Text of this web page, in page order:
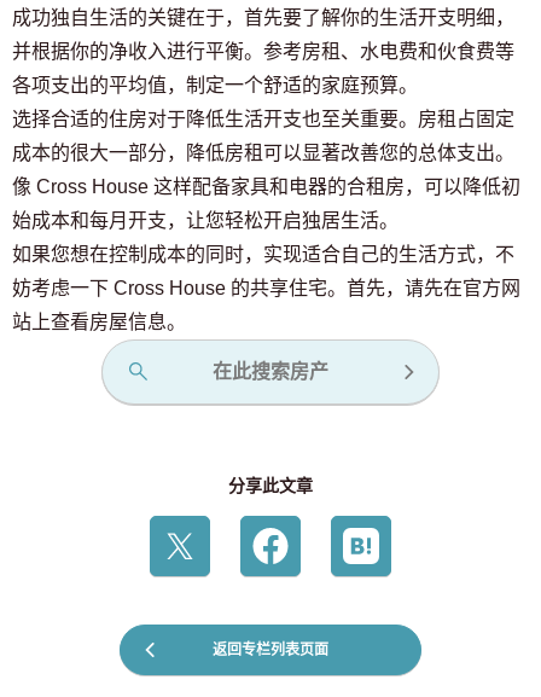
成功独自生活的关键在于，首先要了解你的生活开支明细，
并根据你的净收入进行平衡。参考房租、水电费和伙食费等
各项支出的平均值，制定一个舒适的家庭预算。
选择合适的住房对于降低生活开支也至关重要。房租占固定
成本的很大一部分，降低房租可以显著改善您的总体支出。
像 Cross House 这样配备家具和电器的合租房，可以降低初
始成本和每月开支，让您轻松开启独居生活。
如果您想在控制成本的同时，实现适合自己的生活方式，不
妨考虑一下 Cross House 的共享住宅。首先，请先在官方网
站上查看房屋信息。
在此搜索房产
分享此文章
返回专栏列表页面